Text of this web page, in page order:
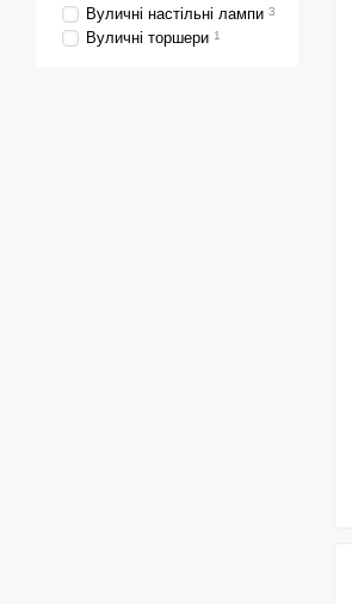
Вуличні настільні лампи 3
Вуличні торшери 1